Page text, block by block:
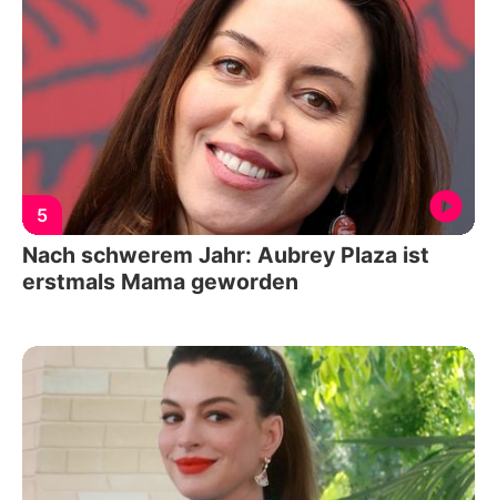
5
Nach schwerem Jahr: Aubrey Plaza ist
erstmals Mama geworden